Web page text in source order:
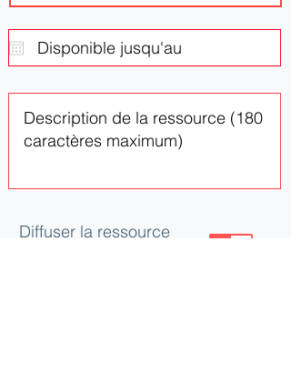
Diffuser la ressource